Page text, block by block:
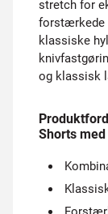
stretch for
forstærkede
klassiske
og klassisk
Shorts